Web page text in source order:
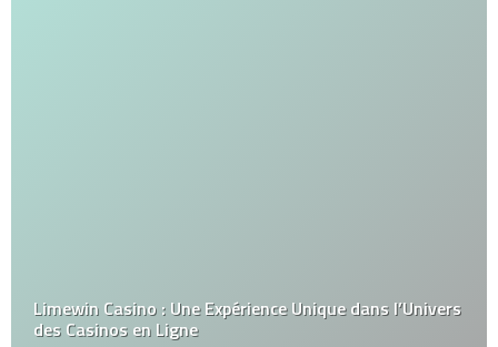
Limewin Casino : Une Expérience Unique dans l’Univers
des Casinos en Ligne